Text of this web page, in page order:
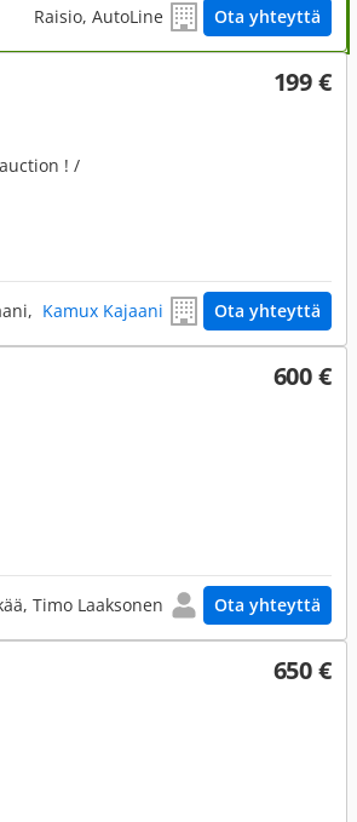
Raisio, AutoLine Ota yhteyttä
199 €
! /
Kamux Kajaani Ota yhteyttä
600 €
Timo Laaksonen Ota yhteyttä
650 €